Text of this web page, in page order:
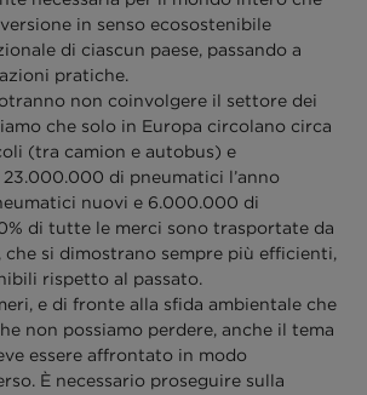
in senso ecosostenibile
di ciascun paese, passando a
pratiche.
non coinvolgere il settore dei
che solo in Europa circolano circa
(tra camion e autobus) e
di pneumatici l’anno
nuovi e 6.000.000 di
di tutte le merci sono trasportate da
che si dimostrano sempre più efficienti,
rispetto al passato.
e di fronte alla sfida ambientale che
non possiamo perdere, anche il tema
essere affrontato in modo
È necessario proseguire sulla